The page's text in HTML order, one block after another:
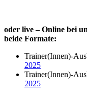
oder live – Online bei
beide Formate:
Trainer(Innen)-
2025
Trainer(Innen)-
2025